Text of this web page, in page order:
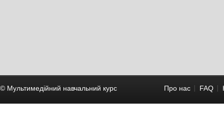
© Мультимедійний навчальний курc Про нас FAQ